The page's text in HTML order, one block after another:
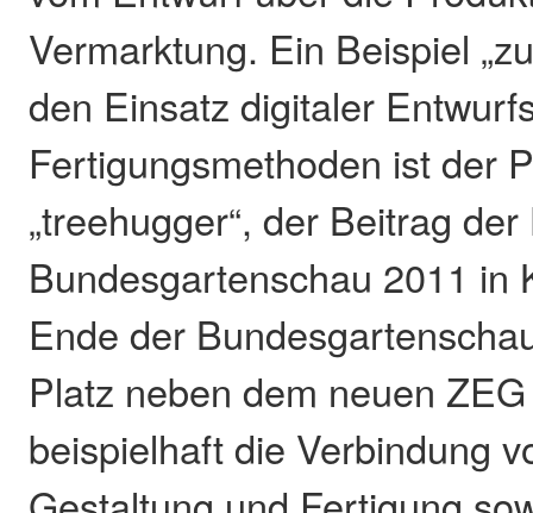
Vermarktung. Ein Beispiel
den Einsatz digitaler
Fertigungsmethoden ist der
„treehugger“, der Beitrag
Bundesgartenschau 2011 in
Ende der
Platz neben dem neuen
beispielhaft die Verbindung